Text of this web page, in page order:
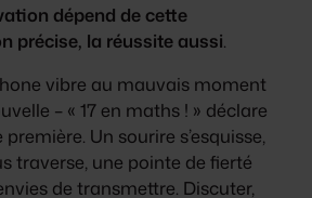
dépend de cette
précise, la réussite aussi.
vibre au mauvais moment
– « 17 en maths ! » déclare
Un sourire s’esquisse,
traverse, une pointe de fierté
de transmettre. Discuter,